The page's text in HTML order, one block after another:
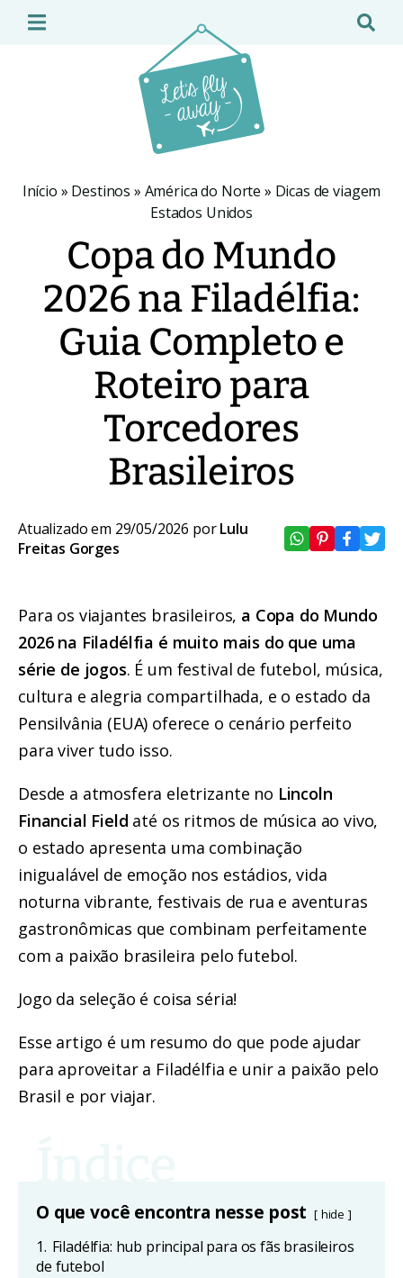
Início » Destinos » América do Norte » Dicas de viagem
Estados Unidos
Copa do Mundo
2026 na Filadélfia:
Guia Completo e
Roteiro para
Torcedores
Brasileiros
Atualizado em 29/05/2026 porLulu
Freitas Gorges
Para os viajantes brasileiros, a Copa do Mundo
2026 na Filadélfia é muito mais do que uma
série de jogos. É um festival de futebol, música,
cultura e alegria compartilhada, e o estado da
Pensilvânia (EUA) oferece o cenário perfeito
para viver tudo isso.
Desde a atmosfera eletrizante no Lincoln
Financial Field até os ritmos de música ao vivo,
o estado apresenta uma combinação
inigualável de emoção nos estádios, vida
noturna vibrante, festivais de rua e aventuras
gastronômicas que combinam perfeitamente
com a paixão brasileira pelo futebol.
Jogo da seleção é coisa séria!
Esse artigo é um resumo do que pode ajudar
para aproveitar a Filadélfia e unir a paixão pelo
Brasil e por viajar.
O que você encontra nesse post hide
1. Filadélfia: hub principal para os fãs brasileiros
de futebol